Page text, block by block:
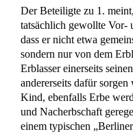
Der Beteiligte zu 1.
tatsächlich gewollte Vor-
dass er nicht etwa
sondern nur von dem
Erblasser einerseits
andererseits dafür
Kind, ebenfalls Erbe
und Nacherbschaft
einem typischen